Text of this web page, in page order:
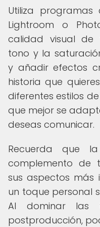
Utiliza
Lightroom o
calidad visual de
tono y la
y añadir efectos
historia que
diferentes estilos
que mejor se
deseas comunicar.
Recuerda que
complemento de
sus aspectos más
un toque personal
Al dominar las
postproducción,